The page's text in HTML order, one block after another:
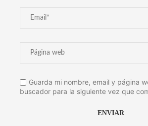
Guarda mi nombre, email y página
buscador para la siguiente vez que